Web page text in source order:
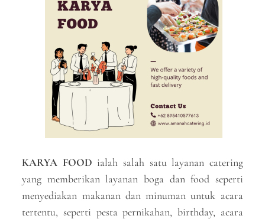
KARYA FOOD ialah salah satu layanan catering
yang memberikan layanan boga dan food seperti
menyediakan makanan dan minuman untuk acara
tertentu, seperti pesta pernikahan, birthday, acara